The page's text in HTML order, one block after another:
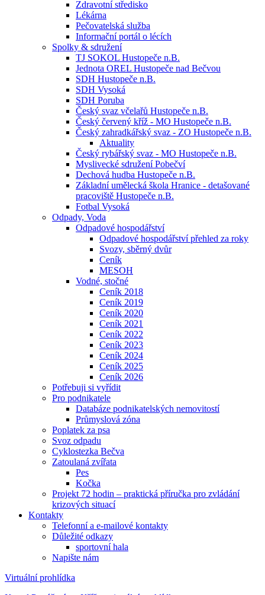
Zdravotní středisko
Lékárna
Pečovatelská služba
Informační portál o lécích
Spolky & sdružení
TJ SOKOL Hustopeče n.B.
Jednota OREL Hustopeče nad Bečvou
SDH Hustopeče n.B.
SDH Vysoká
SDH Poruba
Český svaz včelařů Hustopeče n.B.
Český červený kříž - MO Hustopeče n.B.
Český zahradkářský svaz - ZO Hustopeče n.B.
Aktuality
Český rybářský svaz - MO Hustopeče n.B.
Myslivecké sdružení Pobečví
Dechová hudba Hustopeče n.B.
Základní umělecká škola Hranice - detašované
pracoviště Hustopeče n.B.
Fotbal Vysoká
Odpady, Voda
Odpadové hospodářství
Odpadové hospodářství přehled za roky
Svozy, sběrný dvůr
Ceník
MESOH
Vodné, stočné
Ceník 2018
Ceník 2019
Ceník 2020
Ceník 2021
Ceník 2022
Ceník 2023
Ceník 2024
Ceník 2025
Ceník 2026
Potřebuji si vyřídit
Pro podnikatele
Databáze podnikatelských nemovitostí
Průmyslová zóna
Poplatek za psa
Svoz odpadu
Cyklostezka Bečva
Zatoulaná zvířata
Pes
Kočka
Projekt 72 hodin – praktická příručka pro zvládání
krizových situací
Kontakty
Telefonní a e-mailové kontakty
Důležité odkazy
sportovní hala
Napište nám
Virtuální prohlídka